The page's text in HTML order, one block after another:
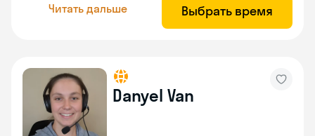
Читать дальше Выбрать время
Danyel Van